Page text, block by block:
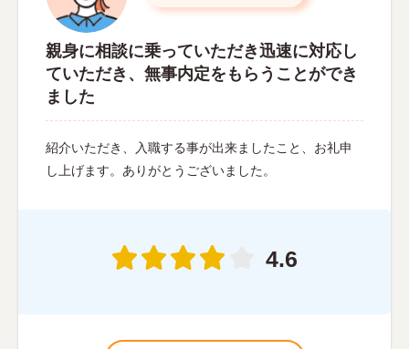
親身に相談に乗っていただき迅速に対応し
ていただき、無事内定をもらうことができ
ました
紹介いただき、入職する事が出来ましたこと、お礼申
し上げます。ありがとうございました。
4.6